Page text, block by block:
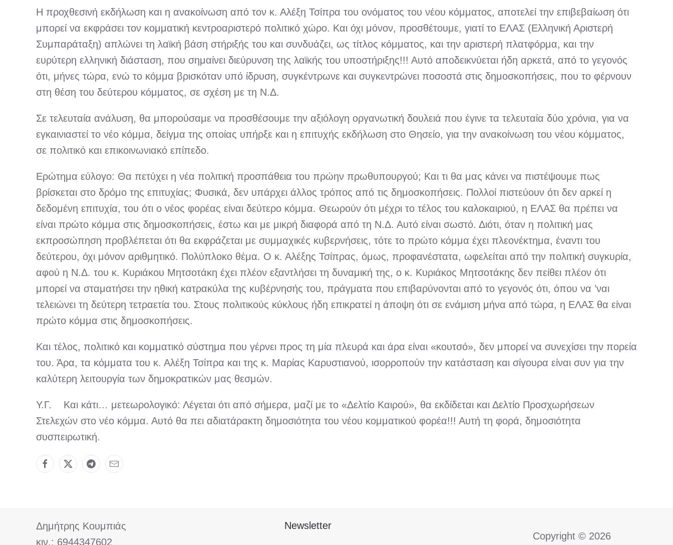
Η προχθεσινή εκδήλωση και η ανακοίνωση από τον κ. Αλέξη Τσίπρα του ονόματος του νέου κόμματος, αποτελεί την επιβεβαίωση ότι
μπορεί να εκφράσει τον κομματική κεντροαριστερό πολιτικό χώρο. Και όχι μόνον, προσθέτουμε, γιατί το ΕΛΑΣ (Ελληνική Αριστερή
Συμπαράταξη) απλώνει τη λαϊκή βάση στήριξής του και συνδυάζει, ως τίτλος κόμματος, και την αριστερή πλατφόρμα, και την
ευρύτερη ελληνική διάσταση, που σημαίνει διεύρυνση της λαϊκής του υποστήριξης!!! Αυτό αποδεικνύεται ήδη αρκετά, από το γεγονός
ότι, μήνες τώρα, ενώ το κόμμα βρισκόταν υπό ίδρυση, συγκέντρωνε και συγκεντρώνει ποσοστά στις δημοσκοπήσεις, που το φέρνουν
στη θέση του δεύτερου κόμματος, σε σχέση με τη Ν.Δ.
Σε τελευταία ανάλυση, θα μπορούσαμε να προσθέσουμε την αξιόλογη οργανωτική δουλειά που έγινε τα τελευταία δύο χρόνια, για να
εγκαινιαστεί το νέο κόμμα, δείγμα της οποίας υπήρξε και η επιτυχής εκδήλωση στο Θησείο, για την ανακοίνωση του νέου κόμματος,
σε πολιτικό και επικοινωνιακό επίπεδο.
Ερώτημα εύλογο: Θα πετύχει η νέα πολιτική προσπάθεια του πρώην πρωθυπουργού; Και τι θα μας κάνει να πιστέψουμε πως
βρίσκεται στο δρόμο της επιτυχίας; Φυσικά, δεν υπάρχει άλλος τρόπος από τις δημοσκοπήσεις. Πολλοί πιστεύουν ότι δεν αρκεί η
δεδομένη επιτυχία, του ότι ο νέος φορέας είναι δεύτερο κόμμα. Θεωρούν ότι μέχρι το τέλος του καλοκαιριού, η ΕΛΑΣ θα πρέπει να
είναι πρώτο κόμμα στις δημοσκοπήσεις, έστω και με μικρή διαφορά από τη Ν.Δ. Αυτό είναι σωστό. Διότι, όταν η πολιτική μας
εκπροσώπηση προβλέπεται ότι θα εκφράζεται με συμμαχικές κυβερνήσεις, τότε το πρώτο κόμμα έχει πλεονέκτημα, έναντι του
δεύτερου, όχι μόνον αριθμητικό. Πολύπλοκο θέμα. Ο κ. Αλέξης Τσίπρας, όμως, προφανέστατα, ωφελείται από την πολιτική συγκυρία,
αφού η Ν.Δ. του κ. Κυριάκου Μητσοτάκη έχει πλέον εξαντλήσει τη δυναμική της, ο κ. Κυριάκος Μητσοτάκης δεν πείθει πλέον ότι
μπορεί να σταματήσει την ηθική κατρακύλα της κυβέρνησής του, πράγματα που επιβαρύνονται από το γεγονός ότι, όπου να ’ναι
τελειώνει τη δεύτερη τετραετία του. Στους πολιτικούς κύκλους ήδη επικρατεί η άποψη ότι σε ενάμιση μήνα από τώρα, η ΕΛΑΣ θα είναι
πρώτο κόμμα στις δημοσκοπήσεις.
Και τέλος, πολιτικό και κομματικό σύστημα που γέρνει προς τη μία πλευρά και άρα είναι «κουτσό», δεν μπορεί να συνεχίσει την πορεία
του. Άρα, τα κόμματα του κ. Αλέξη Τσίπρα και της κ. Μαρίας Καρυστιανού, ισορροπούν την κατάσταση και σίγουρα είναι συν για την
καλύτερη λειτουργία των δημοκρατικών μας θεσμών.
Υ.Γ. Και κάτι… μετεωρολογικό: Λέγεται ότι από σήμερα, μαζί με το «Δελτίο Καιρού», θα εκδίδεται και Δελτίο Προσχωρήσεων
Στελεχών στο νέο κόμμα. Αυτό θα πει αδιατάρακτη δημοσιότητα του νέου κομματικού φορέα!!! Αυτή τη φορά, δημοσιότητα
συσπειρωτική.
Δημήτρης Κουμπιάς
κιν.: 6944347602
Newsletter
Copyright © 2026